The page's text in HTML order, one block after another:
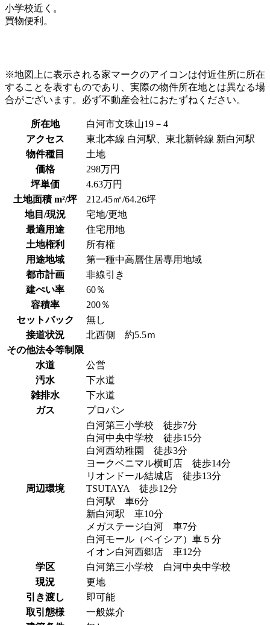
小学校近く。
買物便利。
※地図上に表示される家マークのアイコンは付近住所に所在
することを表すものであり、実際の物件所在地とは異なる場
合がございます。必ず不動産会社におたずねください。
所在地
白河市文珠山19－4
アクセス
東北本線 白河駅、東北新幹線 新白河駅
物件種目
土地
価格
298万円
坪単価
4.63万円
土地面積 m²/坪
212.45㎡/64.26坪
地目/現況
宅地/更地
最適用途
住宅用地
土地権利
所有権
用途地域
第一種中高層住居専用地域
都市計画
非線引き
建ぺい率
60％
容積率
200％
セットバック
無し
接道状況
北西側 約5.5ｍ
その他法令等制限
水道
公営
汚水
下水道
雑排水
下水道
ガス
プロパン
周辺環境
白河第三小学校 徒歩7分
白河中央中学校 徒歩15分
白河西幼稚園 徒歩3分
ヨークベニマル横町店 徒歩14分
リオンドール結城店 徒歩13分
TSUTAYA 徒歩12分
白河駅 車6分
新白河駅 車10分
メガステージ白河 車7分
白河モール（ベイシア）車５分
イオン白河西郷店 車12分
学区
白河第三小学校 白河中央中学校
現況
更地
引き渡し
即可能
取引態様
一般媒介